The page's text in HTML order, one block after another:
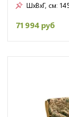
ШxВxГ, см:
71 994 руб